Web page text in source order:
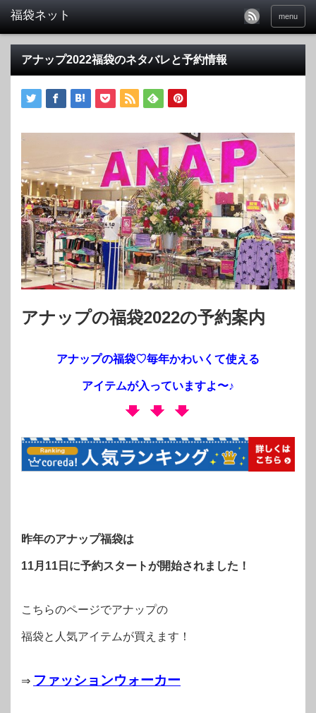
福袋ネット menu
アナップ2022福袋のネタバレと予約情報
アナップの福袋2022の予約案内
アナップの福袋♡毎年かわいくて使える
アイテムが入っていますよ〜♪
昨年のアナップ福袋は
11月11日に予約スタートが開始されました！
こちらのページでアナップの
福袋と人気アイテムが買えます！
⇒ ファッションウォーカー